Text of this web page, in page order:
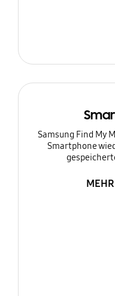
Samsung Find My
Smartphone